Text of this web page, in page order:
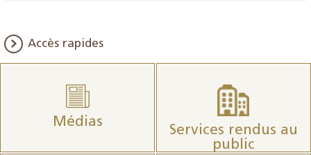
Accès rapides
Médias
Services rendus au
public